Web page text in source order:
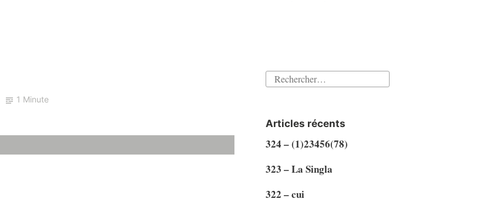
1 Minute
Rechercher :
Articles récents
324 – (1)23456(78)
323 – La Singla
322 – cui